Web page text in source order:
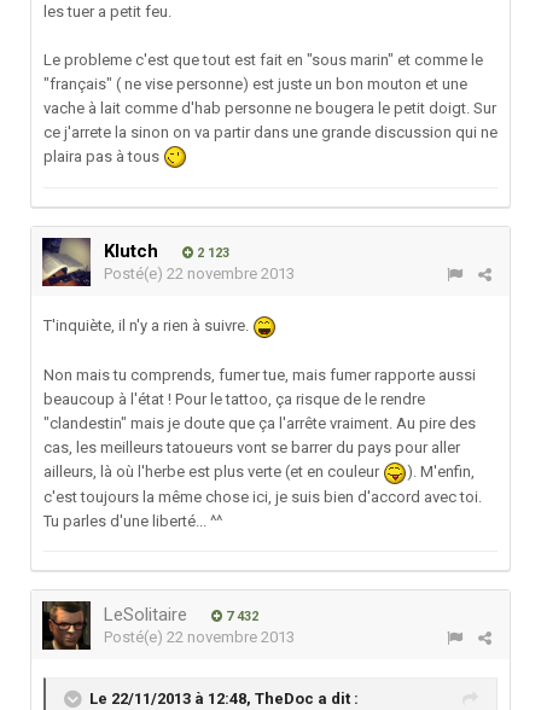
les tuer a petit feu.
Le probleme c'est que tout est fait en "sous marin" et comme le
"français" ( ne vise personne) est juste un bon mouton et une
vache à lait comme d'hab personne ne bougera le petit doigt. Sur
ce j'arrete la sinon on va partir dans une grande discussion qui ne
plaira pas à tous
Klutch 2 123
Posté(e) 22 novembre 2013
T'inquiète, il n'y a rien à suivre.
Non mais tu comprends, fumer tue, mais fumer rapporte aussi
beaucoup à l'état ! Pour le tattoo, ça risque de le rendre
"clandestin" mais je doute que ça l'arrête vraiment. Au pire des
cas, les meilleurs tatoueurs vont se barrer du pays pour aller
ailleurs, là où l'herbe est plus verte (et en couleur
). M'enfin,
c'est toujours la même chose ici, je suis bien d'accord avec toi.
Tu parles d'une liberté... ^^
LeSolitaire 7 432
Posté(e) 22 novembre 2013
Le 22/11/2013 à 12:48, TheDoc a dit :